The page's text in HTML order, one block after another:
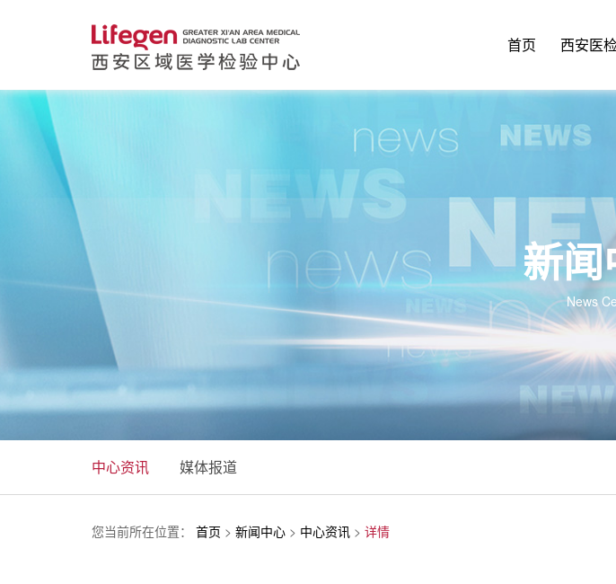
首页 西安医
新
News
中心资讯 媒体报道
您当前所在位置： 首页 > 新闻中心 > 中心资讯 > 详情